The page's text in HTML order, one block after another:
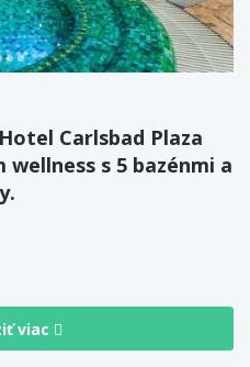
Carlsbad Plaza
s 5 bazénmi a
viac